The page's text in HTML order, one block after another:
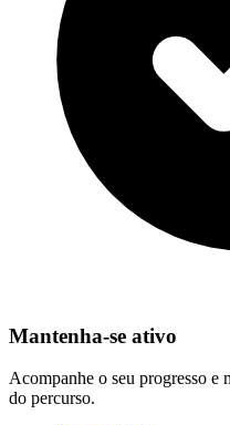
Mantenha-se ativo
Acompanhe o seu progresso e
do percurso.